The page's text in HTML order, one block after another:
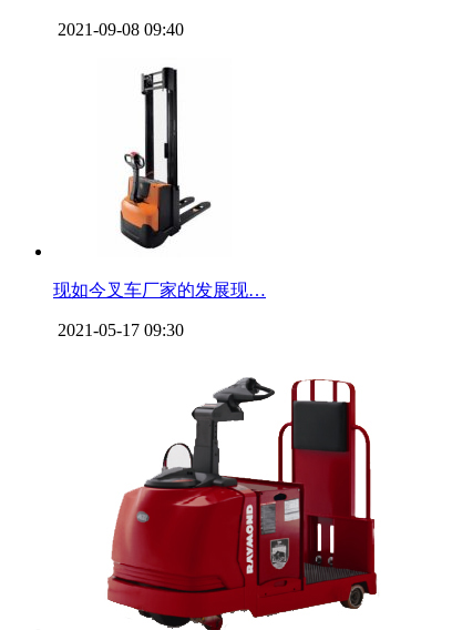
2021-09-08 09:40
现如今叉车厂家的发展现…
2021-05-17 09:30